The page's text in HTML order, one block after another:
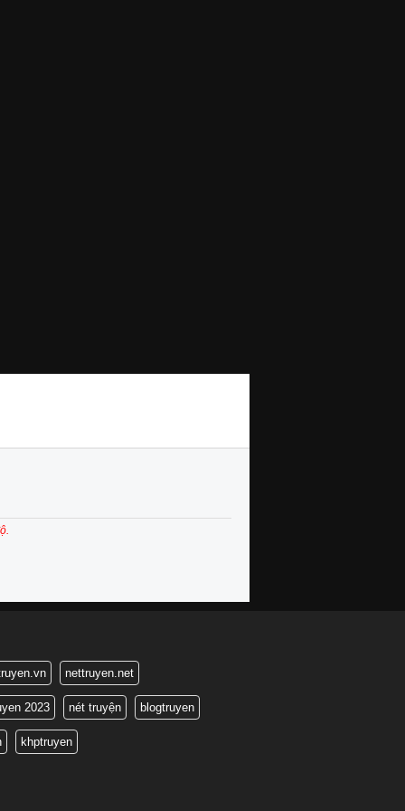
nettruyen.net
2023 nét truyện blogtruyen
khptruyen